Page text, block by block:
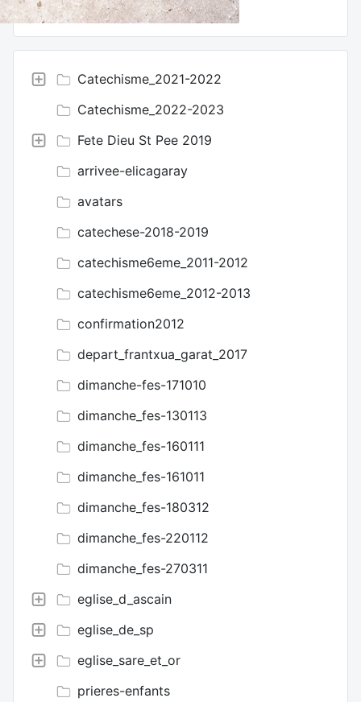
Catechisme_2021-2022
Catechisme_2022-2023
Fete Dieu St Pee 2019
arrivee-elicagaray
avatars
catechese-2018-2019
catechisme6eme_2011-2012
catechisme6eme_2012-2013
confirmation2012
depart_frantxua_garat_2017
dimanche-fes-171010
dimanche_fes-130113
dimanche_fes-160111
dimanche_fes-161011
dimanche_fes-180312
dimanche_fes-220112
dimanche_fes-270311
eglise_d_ascain
eglise_de_sp
eglise_sare_et_or
prieres-enfants